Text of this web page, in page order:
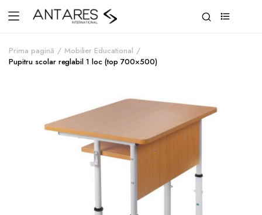
Prima pagină
Mobilier Educational
Pupitru scolar reglabil 1 loc (top 700×500)